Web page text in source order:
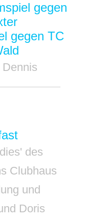
gegen
gegen TC
des
Clubhaus
und
Doris